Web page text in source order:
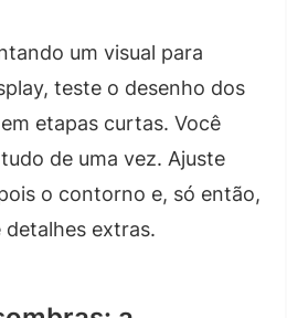
um visual para
teste o desenho dos
etapas curtas. Você
de uma vez. Ajuste
o contorno e, só então,
detalhes extras.